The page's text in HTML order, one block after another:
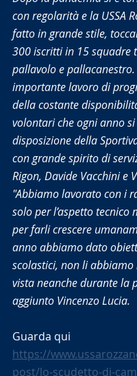
con regolarità e la USSA
fatto in grande stile,
300 iscritti in 15 squadre
pallavolo e
importante lavoro di
della costante
volontari che ogni anno
disposizione della
con grande spirito di
Rigon, Davide Vacchini e
"Abbiamo lavorato con i
solo per l’aspetto
per farli crescere
anno abbiamo dato
scolastici, non li
vista neanche durante la
aggiunto Vincenzo Lucia.
Guarda qui
https://
post/lo-scudetto-di-